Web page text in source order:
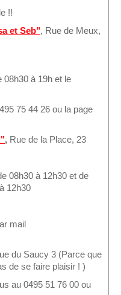
!!
et Seb", Rue de Meux,
08h30 à 19h et le
75 44 26 ou la page
, Rue de la Place, 23
08h30 à 12h30 et de
12h30
mail
du Saucy 3 (Parce que
de se faire plaisir ! )
au 0495 51 76 00 ou